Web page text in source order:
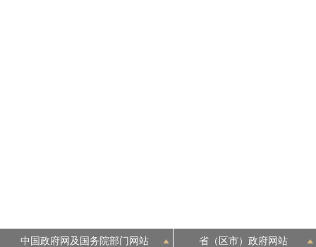
ESPAÑOL
中国政府网及国务院部门网站 省（区市）政府网站